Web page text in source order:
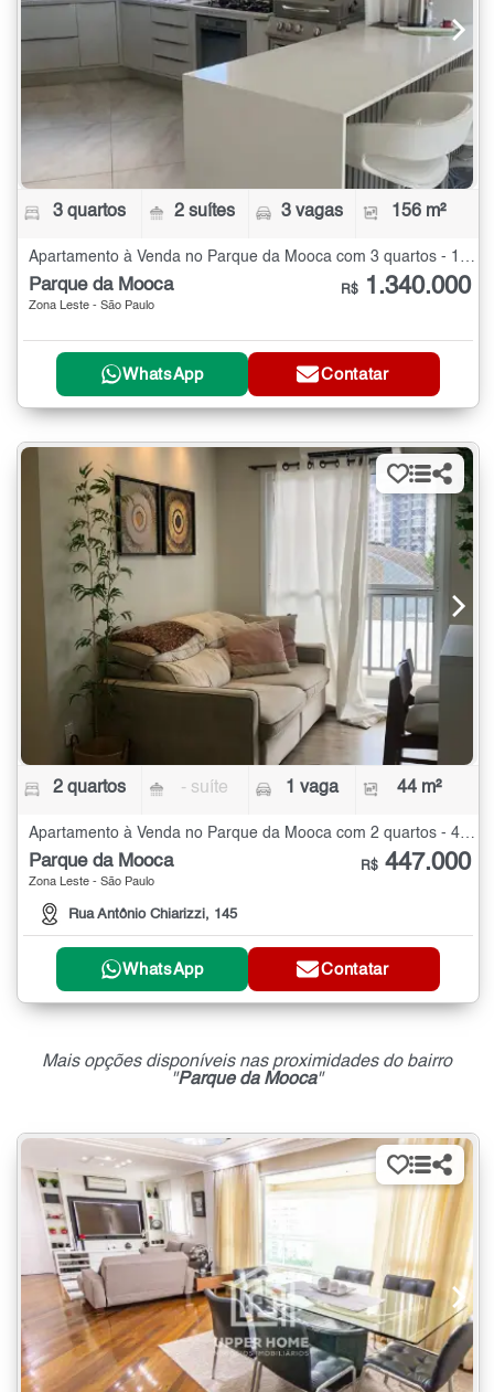
3 quartos 2 suítes 3 vagas 156 m²
Parque da Mooca
Zona Leste - São Paulo
R$ 1.340.000
WhatsApp Contatar
2 quartos - suíte 1 vaga 44 m²
Apartamento à Venda no Parque da Mooca com 2 quartos - 44 m²
Parque da Mooca
Zona Leste - São Paulo
Rua Antônio Chiarizzi, 145
R$ 447.000
WhatsApp Contatar
Mais opções disponíveis nas proximidades do bairro
"Parque da Mooca"